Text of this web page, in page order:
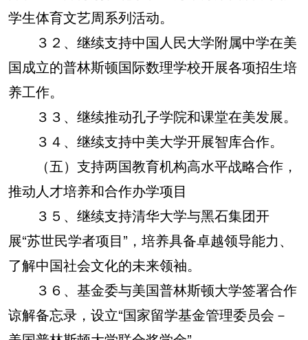
学生体育文艺周系列活动。
３２、继续支持中国人民大学附属中学在美
国成立的普林斯顿国际数理学校开展各项招生培
养工作。
３３、继续推动孔子学院和课堂在美发展。
３４、继续支持中美大学开展智库合作。
（五）支持两国教育机构高水平战略合作，
推动人才培养和合作办学项目
３５、继续支持清华大学与黑石集团开
展“苏世民学者项目”，培养具备卓越领导能力、
了解中国社会文化的未来领袖。
３６、基金委与美国普林斯顿大学签署合作
谅解备忘录，设立“国家留学基金管理委员会－